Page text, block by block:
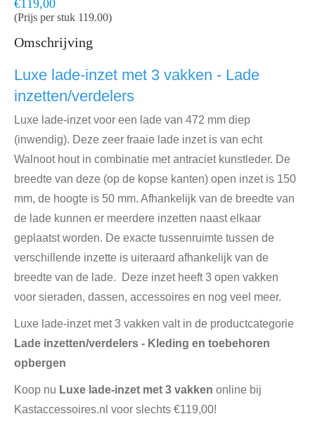
€119,00
(Prijs per stuk 119.00)
Omschrijving
Luxe lade-inzet met 3 vakken - Lade
inzetten/verdelers
Luxe lade-inzet voor een lade van 472 mm diep
(inwendig). Deze zeer fraaie lade inzet is van echt
Walnoot hout in combinatie met antraciet kunstleder. De
breedte van deze (op de kopse kanten) open inzet is 150
mm, de hoogte is 50 mm. Afhankelijk van de breedte van
de lade kunnen er meerdere inzetten naast elkaar
geplaatst worden. De exacte tussenruimte tussen de
verschillende inzette is uiteraard afhankelijk van de
breedte van de lade. Deze inzet heeft 3 open vakken
voor sieraden, dassen, accessoires en nog veel meer.
Luxe lade-inzet met 3 vakken valt in de productcategorie
Lade inzetten/verdelers - Kleding en toebehoren
opbergen
Koop nu Luxe lade-inzet met 3 vakken online bij
Kastaccessoires.nl voor slechts €119,00!